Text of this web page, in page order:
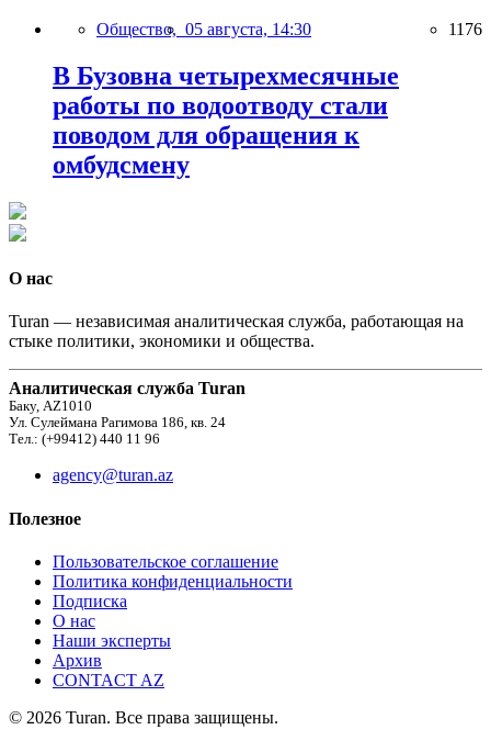
Общество, 05 августа, 14:30 1176
В Бузовна четырехмесячные
работы по водоотводу стали
поводом для обращения к
омбудсмену
О нас
Turan — независимая аналитическая служба, работающая на
стыке политики, экономики и общества.
Аналитическая служба Turan
Баку, AZ1010
Ул. Сулеймана Рагимова 186, кв. 24
Тел.: (+99412) 440 11 96
agency@turan.az
Полезное
Пользовательское соглашение
Политика конфиденциальности
Подписка
О нас
Наши эксперты
Архив
CONTACT AZ
© 2026 Turan. Все права защищены.